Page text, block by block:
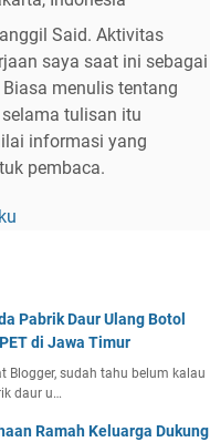
Said. Aktivitas
saya saat ini sebagai
menulis tentang
tulisan itu
informasi yang
pembaca.
Pabrik Daur Ulang Botol
di Jawa Timur
Blogger, sudah tahu belum kalau
daur u…
Ramah Keluarga Dukung